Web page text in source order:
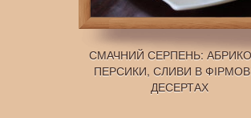
СМАЧНИЙ СЕРПЕНЬ:
ПЕРСИКИ, СЛИВИ В
ДЕСЕРТАХ